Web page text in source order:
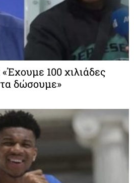
100 χιλιάδες
δώσουμε»